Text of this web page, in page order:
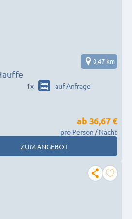
0,47 km
1x
auf Anfrage
ab 36,67 €
pro Person / Nacht
ZUM ANGEBOT